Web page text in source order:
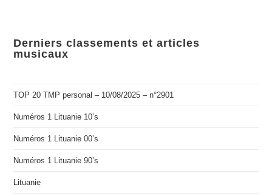
Derniers classements et articles
musicaux
TOP 20 TMP personal – 10/08/2025 – n°2901
Numéros 1 Lituanie 10’s
Numéros 1 Lituanie 00’s
Numéros 1 Lituanie 90’s
Lituanie